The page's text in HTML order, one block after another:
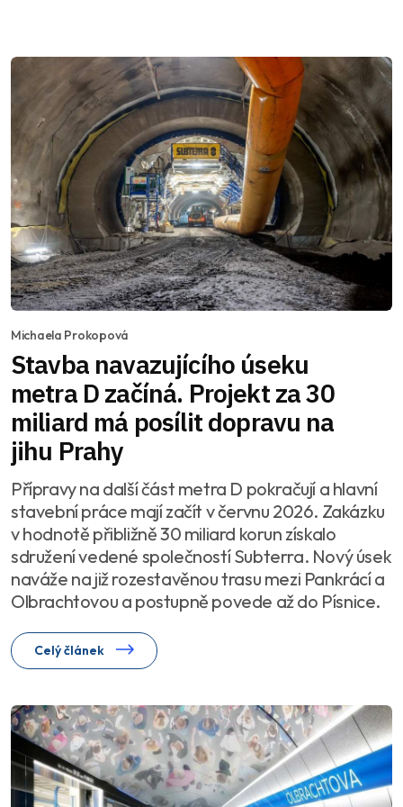
Michaela Prokopová
Stavba navazujícího úseku
metra D začíná. Projekt za 30
miliard má posílit dopravu na
jihu Prahy
Přípravy na další část metra D pokračují a hlavní
stavební práce mají začít v červnu 2026. Zakázku
v hodnotě přibližně 30 miliard korun získalo
sdružení vedené společností Subterra. Nový úsek
naváže na již rozestavěnou trasu mezi Pankrácí a
Olbrachtovou a postupně povede až do Písnice.
Celý článek